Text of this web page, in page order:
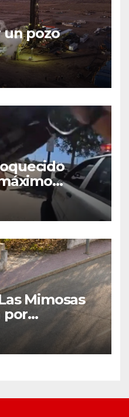
un pozo
un cuchillo
agentes del
Ángeles
Mimosas
por
de
– The